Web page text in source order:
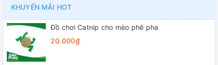
KHUYẾN MÃI HOT
Đồ chơi Catnip cho mèo phê pha
20.000₫